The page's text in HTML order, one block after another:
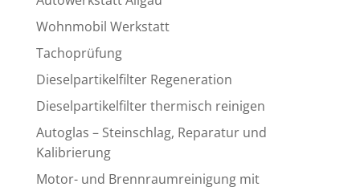
Wohnmobil Werkstatt
Tachoprüfung
Dieselpartikelfilter Regeneration
Dieselpartikelfilter thermisch reinigen
Autoglas – Steinschlag, Reparatur und
Kalibrierung
Motor- und Brennraumreinigung mit